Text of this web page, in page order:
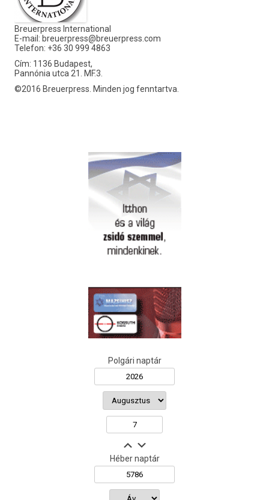
Breuerpress International
E-mail: breuerpress@breuerpress.com
Telefon: +36 30 999 4863
Cím: 1136 Budapest,
Pannónia utca 21. MF.3.
©2016 Breuerpress. Minden jog fenntartva.
Polgári naptár
Héber naptár